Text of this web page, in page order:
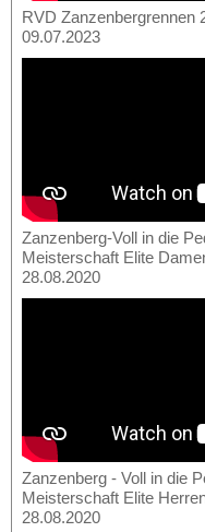
RVD Zanzenbergrennen
09.07.2023
Zanzenberg-Voll in die
Meisterschaft Elite
28.08.2020
Zanzenberg - Voll in die
Meisterschaft Elite
28.08.2020